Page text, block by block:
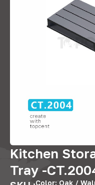
Kitchen
Tray -
Color: Oak /